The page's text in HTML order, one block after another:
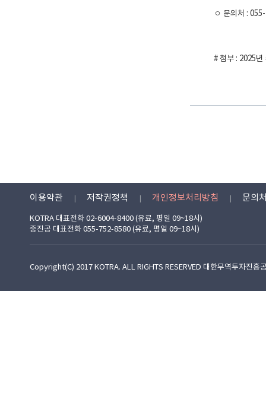
ㅇ 문의처 :
# 첨부 : 2025년
이용약관 저작권정책 개인정보처리방침 문의
KOTRA 대표전화 02-6004-8400 (유료, 평일 09~18시)
중진공 대표전화 055-752-8580 (유료, 평일 09~18시)
Copyright(C) 2017 KOTRA. ALL RIGHTS RESERVED 대한무역투자진흥